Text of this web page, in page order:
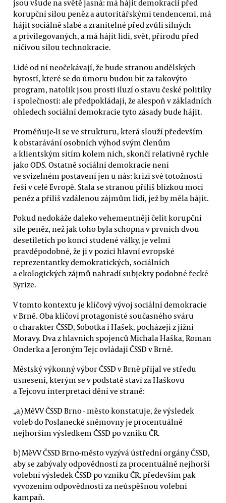
jsou všude na světě jasná: má hájit demokracii před
korupční silou peněz a autoritářskými tendencemi, má
hájit sociálně slabé a zranitelné před zvůli silných
a privilegovaných, a má hájit lidi, svět, přírodu před
ničivou silou technokracie.
Lidé od ní neočekávají, že bude stranou andělských
bytostí, které se do úmoru budou bít za takovýto
program, natolik jsou prosti iluzí o stavu české politiky
i společnosti: ale předpokládají, že alespoň v základních
ohledech sociální demokracie tyto zásady bude hájit.
Proměňuje-li se ve strukturu, která slouží především
k obstarávání osobních výhod svým členům
a klientským sítím kolem nich, skončí relativně rychle
jako ODS. Ostatně sociální demokracie není
ve svízelném postavení jen u nás: krizi své totožnosti
řeší v celé Evropě. Stala se stranou příliš blízkou moci
peněz a příliš vzdálenou zájmům lidí, jež by měla hájit.
Pokud nedokáže daleko vehementněji čelit korupční
síle peněz, než jak toho byla schopna v prvních dvou
desetiletích po konci studené války, je velmi
pravděpodobné, že ji v pozici hlavní evropské
reprezentantky demokratických, sociálních
a ekologických zájmů nahradí subjekty podobné řecké
Syrize.
V tomto kontextu je klíčový vývoj sociální demokracie
v Brně. Oba klíčoví protagonisté současného sváru
o charakter ČSSD, Sobotka i Hašek, pocházejí z jižní
Moravy. Dva z hlavních spojenců Michala Haška, Roman
Onderka a Jeroným Tejc ovládají ČSSD v Brně.
Městský výkonný výbor ČSSD v Brně přijal ve středu
usnesení, kterým se v podstatě staví za Haškovu
a Tejcovu interpretaci dění ve straně:
„a) MěVV ČSSD Brno - město konstatuje, že výsledek
voleb do Poslanecké sněmovny je procentuálně
nejhorším výsledkem ČSSD po vzniku ČR.
b) MěVV ČSSD Brno-město vyzývá ústřední orgány ČSSD,
aby se zabývaly odpovědností za procentuálně nejhorší
volební výsledek ČSSD po vzniku ČR, především pak
vyvozením odpovědnosti za neúspěšnou volební
kampaň.